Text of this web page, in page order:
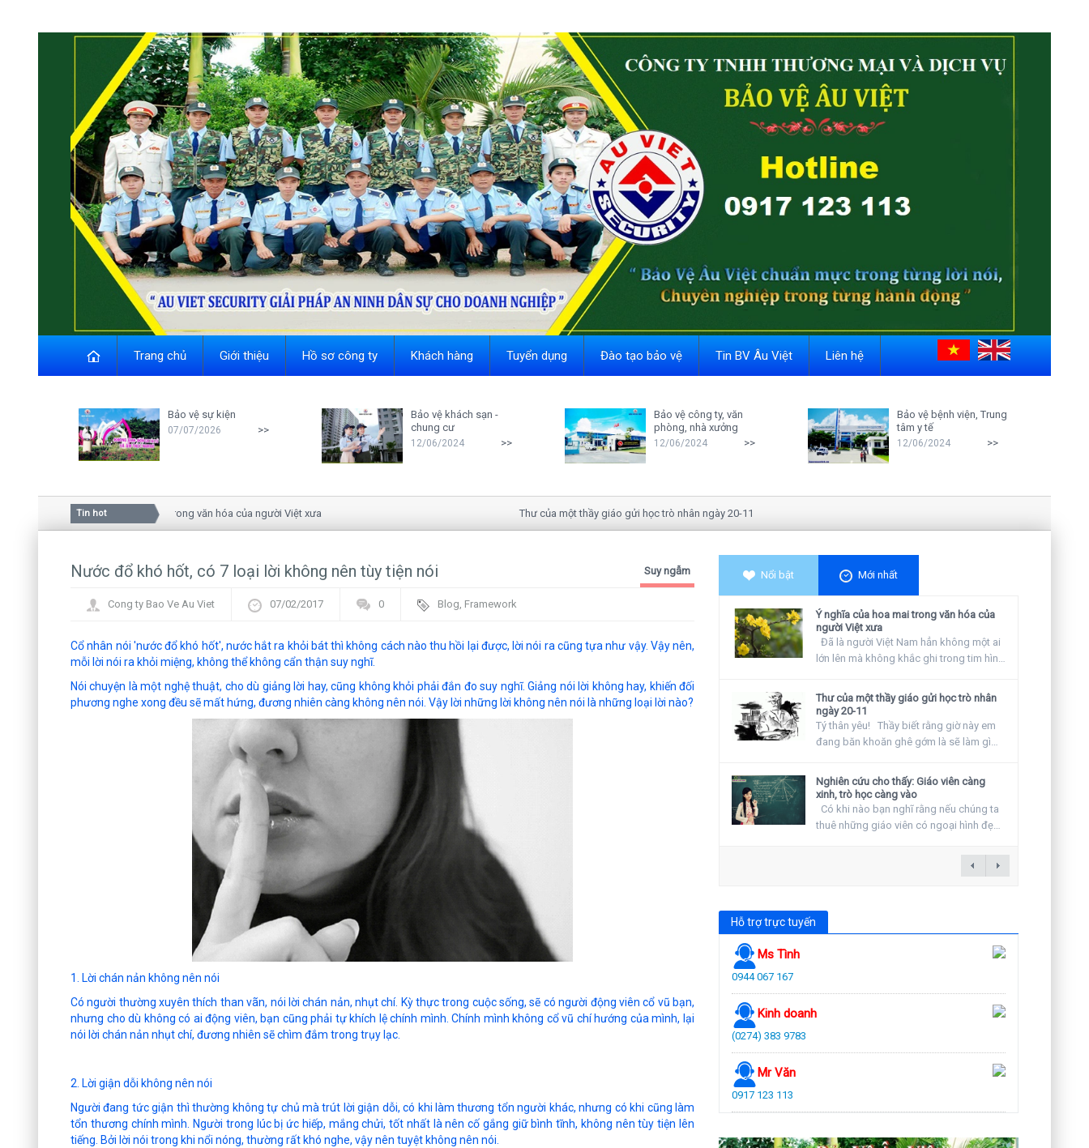
Trang chủ Giới thiệu Hồ sơ công ty Khách hàng Tuyển dụng Đào tạo bảo vệ Tin BV Âu Việt Liên hệ
Bảo vệ sự kiện
07/07/2026 >>
Bảo vệ khách sạn -
chung cư
12/06/2024 >>
Bảo vệ công ty, văn
phòng, nhà xưởng
12/06/2024 >>
Bảo vệ bệnh viện, Trung
tâm y tế
12/06/2024 >>
Tin hot
Ý nghĩa của hoa mai trong văn hóa của người Việt xưa Thư của một thầy giáo gửi học trò nhân ngày 20-11
Nước đổ khó hốt, có 7 loại lời không nên tùy tiện nói Suy ngẫm
Cong ty Bao Ve Au Viet 07/02/2017 0 Blog, Framework
Cổ nhân nói 'nước đổ khó hốt', nước hắt ra khỏi bát thì không cách nào thu hồi lại được, lời nói ra cũng tựa như vậy. Vậy nên,
mỗi lời nói ra khỏi miệng, không thể không cẩn thận suy nghĩ.
Nói chuyện là một nghệ thuật, cho dù giảng lời hay, cũng không khỏi phải đắn đo suy nghĩ. Giảng nói lời không hay, khiến đối
phương nghe xong đều sẽ mất hứng, đương nhiên càng không nên nói. Vậy lời những lời không nên nói là những loại lời nào?
1. Lời chán nản không nên nói
Có người thường xuyên thích than vãn, nói lời chán nản, nhụt chí. Kỳ thực trong cuộc sống, sẽ có người động viên cổ vũ bạn,
nhưng cho dù không có ai động viên, bạn cũng phải tự khích lệ chính mình. Chính mình không cổ vũ chí hướng của mình, lại
nói lời chán nản nhụt chí, đương nhiên sẽ chìm đắm trong trụy lạc.
2. Lời giận dỗi không nên nói
Người đang tức giận thì thường không tự chủ mà trút lời giận dỗi, có khi làm thương tổn người khác, nhưng có khi cũng làm
tổn thương chính mình. Người trong lúc bị ức hiếp, mắng chửi, tốt nhất là nên cố gắng giữ bình tĩnh, không nên tùy tiện lên
tiếng. Bởi lời nói trong khi nổi nóng, thường rất khó nghe, vậy nên tuyệt không nên nói.
Nổi bật Mới nhất
Ý nghĩa của hoa mai trong văn hóa của
người Việt xưa
Đã là người Việt Nam hẳn không một ai
lớn lên mà không khắc ghi trong tim hình
Thư của một thầy giáo gửi học trò nhân
ngày 20-11
Tý thân yêu! Thầy biết rằng giờ này em
đang băn khoăn ghê gớm là sẽ làm gì
Nghiên cứu cho thấy: Giáo viên càng
xinh, trò học càng vào
Có khi nào bạn nghĩ rằng nếu chúng ta
thuê những giáo viên có ngoại hình đẹp
Hỗ trợ trực tuyến
Ms Tình
0944 067 167
Kinh doanh
(0274) 383 9783
Mr Văn
0917 123 113